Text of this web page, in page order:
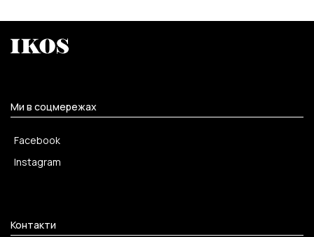
Ми в соцмережах
Facebook
Instagram
Контакти